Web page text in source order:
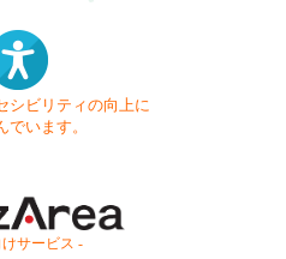
シビリティの向上に
でいます。
サービス -